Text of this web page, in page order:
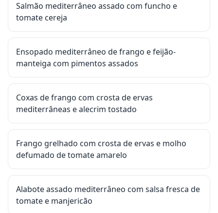
Salmão mediterrâneo assado com funcho e
tomate cereja
Ensopado mediterrâneo de frango e feijão-
manteiga com pimentos assados
Coxas de frango com crosta de ervas
mediterrâneas e alecrim tostado
Frango grelhado com crosta de ervas e molho
defumado de tomate amarelo
Alabote assado mediterrâneo com salsa fresca de
tomate e manjericão